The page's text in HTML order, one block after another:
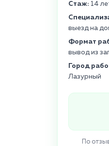
Стаж: 14
выезд на
Формат
вывод из
Город
Лазурный
По